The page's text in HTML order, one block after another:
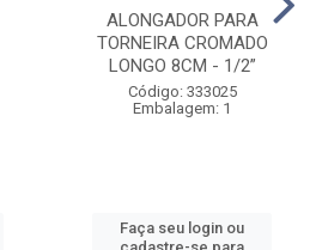
ALONGADOR PARA
TORNEIRA CROMADO
LONGO 8CM - 1/2”
Código: 333025
Embalagem: 1
Faça seu login ou